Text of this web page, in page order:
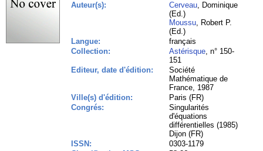
Auteur(s): Cerveau, Dominique
(Ed.)
Moussu, Robert P.
(Ed.)
Langue:
français
Collection:
Astérisque, n° 150-
151
Editeur, date d'édition:
Société
Mathématique de
France, 1987
Ville(s) d'édition:
Paris (FR)
Congrés:
Singularités
d'équations
différentielles (1985)
Dijon (FR)
ISSN:
0303-1179